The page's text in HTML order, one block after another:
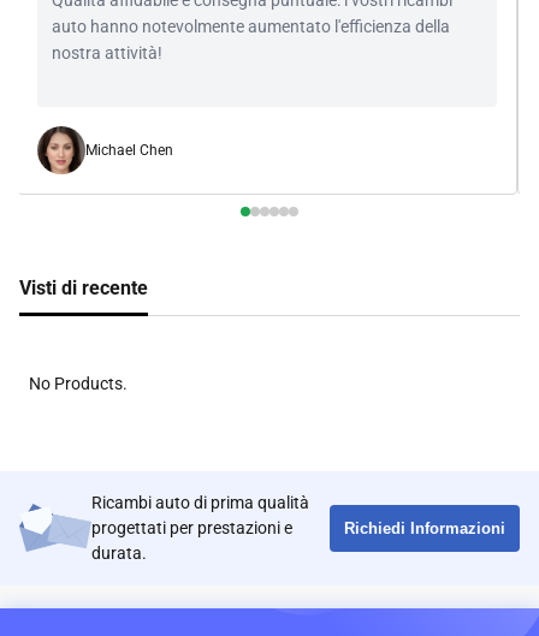
nel caso degli incidenti nucleari ed il suo contenuto elevato
dell'agente inquinante ha impatto serio sull'ambiente
Sarah Muller
Visti di recente
No Products.
Ricambi auto di prima qualità
progettati per prestazioni e
durata.
Richiedi Informazioni